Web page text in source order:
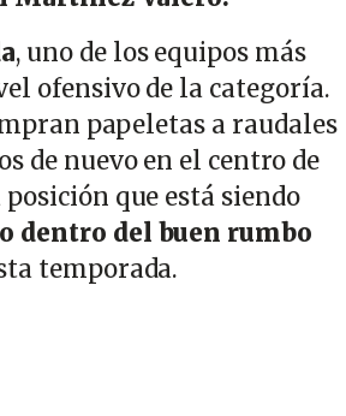
, uno de los equipos más
ofensivo de la categoría.
papeletas a raudales
de nuevo en el centro de
que está siendo
dentro del buen rumbo
temporada.